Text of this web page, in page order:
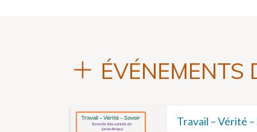
ÉVÉNEMENTS
Travail – Vérité –